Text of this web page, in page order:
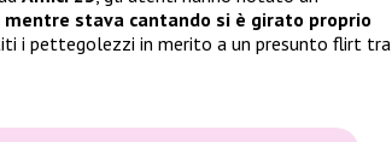
stava cantando si è girato proprio
i pettegolezzi in merito a un presunto flirt tra